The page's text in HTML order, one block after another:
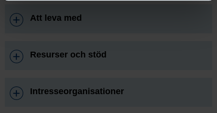
Att leva med
Resurser och stöd
Intresseorganisationer